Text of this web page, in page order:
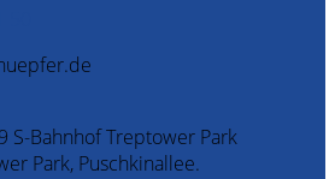
S-Bahnhof Treptower Park
Park, Puschkinallee.